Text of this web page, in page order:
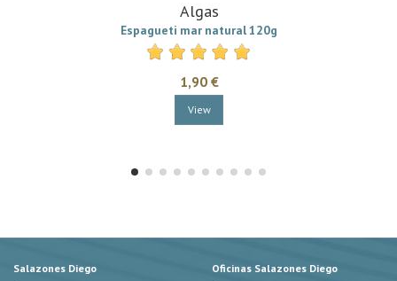
Algas
Espagueti mar natural 120g
1,90 €
View
Salazones Diego
Oficinas Salazones Diego